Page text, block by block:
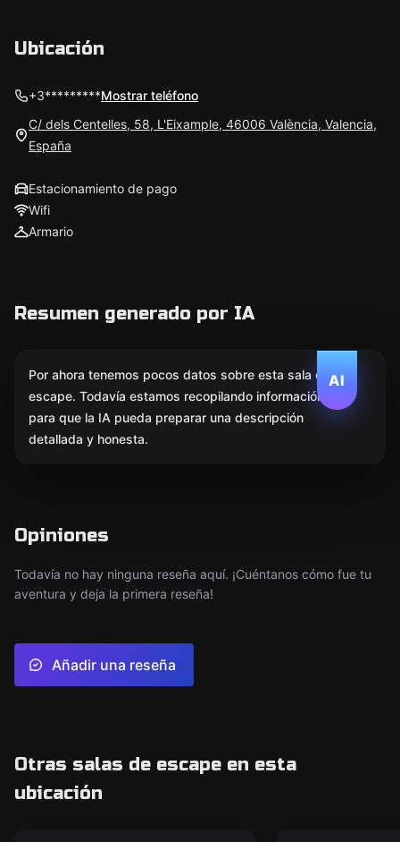
Ubicación
+3*********Mostrar teléfono
C/ dels Centelles, 58, L'Eixample, 46006 València, Valencia,
España
Estacionamiento de pago
Wifi
Armario
Resumen generado por IA
AI
Por ahora tenemos pocos datos sobre esta sala de
escape. Todavía estamos recopilando información
para que la IA pueda preparar una descripción
detallada y honesta.
Opiniones
Todavía no hay ninguna reseña aquí. ¡Cuéntanos cómo fue tu
aventura y deja la primera reseña!
Añadir una reseña
Otras salas de escape en esta
ubicación